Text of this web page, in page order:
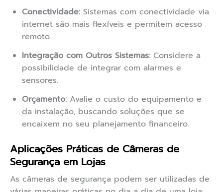
Conectividade: Sistemas com conectividade via
internet são mais flexíveis e permitem acesso
remoto.
Integração com Outros Sistemas: Considere a
possibilidade de integrar com alarmes e
sensores.
Orçamento: Avalie o custo do equipamento e
da instalação, buscando soluções que se
encaixem no seu planejamento financeiro.
Aplicações Práticas de Câmeras de
Segurança em Lojas
As câmeras de segurança podem ser utilizadas de